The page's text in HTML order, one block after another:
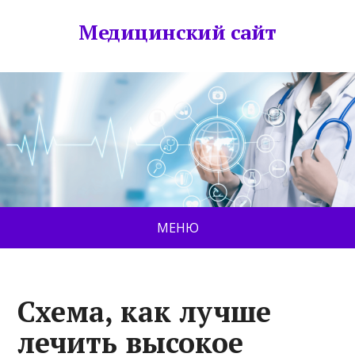
Медицинский сайт
МЕНЮ
Схема, как лучше
лечить высокое